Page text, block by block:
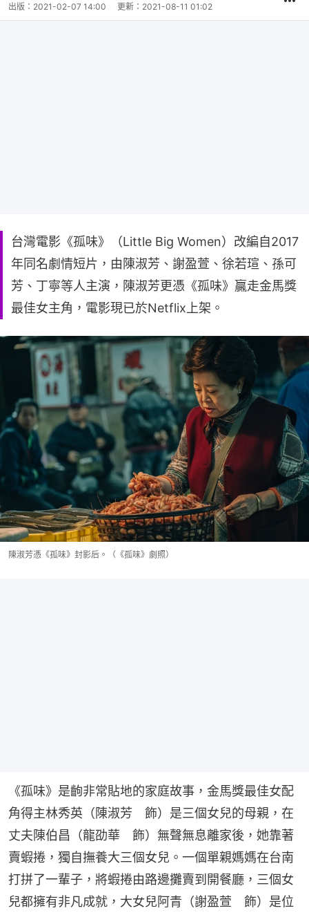
出版： 2021-02-07 14:00 更新： 2021-08-11 01:02
台灣電影《孤味》（Little Big Women）改編自2017
年同名劇情短片，由陳淑芳、謝盈萱、徐若瑄、孫可
芳、丁寧等人主演，陳淑芳更憑《孤味》贏走金馬獎
最佳女主角，電影現已於Netflix上架。
陳淑芳憑《孤味》封影后。（《孤味》劇照）
《孤味》是齣非常貼地的家庭故事，金馬獎最佳女配
角得主林秀英（陳淑芳　飾）是三個女兒的母親，在
丈夫陳伯昌（龍劭華　飾）無聲無息離家後，她靠著
賣蝦捲，獨自撫養大三個女兒。一個單親媽媽在台南
打拼了一輩子，將蝦捲由路邊攤賣到開餐廳，三個女
兒都擁有非凡成就，大女兒阿青（謝盈萱　飾）是位